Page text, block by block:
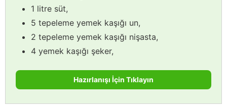
1 litre süt,
5 tepeleme yemek kaşığı un,
2 tepeleme yemek kaşığı nişasta,
4 yemek kaşığı şeker,
Hazırlanışı İçin Tıklayın